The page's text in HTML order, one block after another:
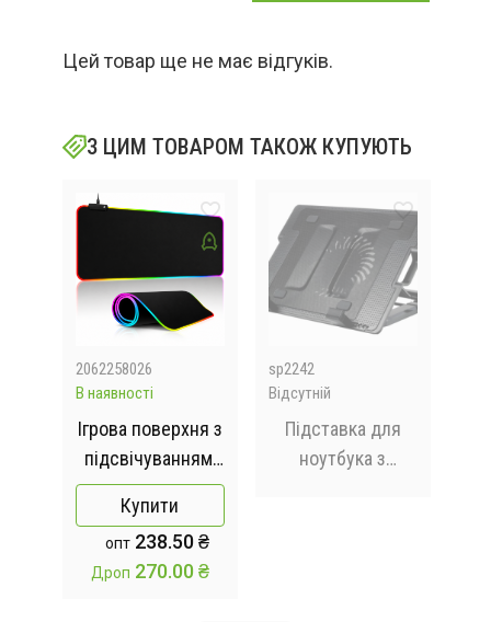
Цей товар ще не має відгуків.
З ЦИМ ТОВАРОМ ТАКОЖ КУПУЮТЬ
2062258026
В наявності
Ігрова поверхня з
підсвічуванням,
килимок для
мишки з
підсвічуванням
Fantech MPR800s
Купити
опт238.50 ₴
Дроп 270.00 ₴
sp2242
Відсутній
Підставка для
ноутбука з